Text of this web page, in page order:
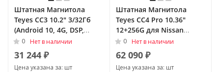
Штатная Магнитола
Teyes CC3 10.2" 3/32Гб
(Android 10, 4G, DSP,
QLed) для Nissan Sunny
N17 Рестайлинг 2014 -
Тип-F1 (левый руль)
0 Нет в наличии
31 244 ₽
Цена указана за: шт
Штатная Магнитола
Teyes CC4 Pro 10.36"
12+256G для Nissan
Sunny N17 Рестайлинг
2014 -
0 Нет в наличии
62 090 ₽
Цена указана за: шт